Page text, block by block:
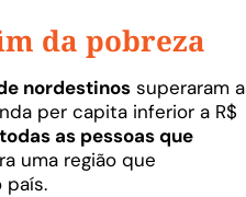
da pobreza
nordestinos superaram a
per capita inferior a R$
as pessoas que
uma região que
país.